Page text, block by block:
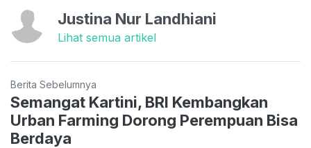
Justina Nur Landhiani
Lihat semua artikel
Berita Sebelumnya
Semangat Kartini, BRI Kembangkan
Urban Farming Dorong Perempuan Bisa
Berdaya